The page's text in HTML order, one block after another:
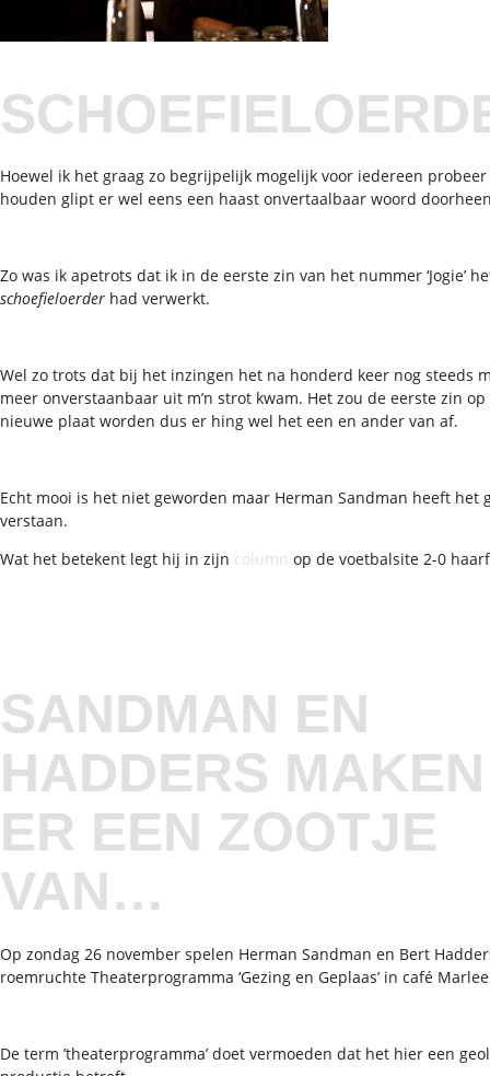
Hoewel ik het graag zo begrijpelijk mogelijk voor iedereen
houden glipt er wel eens een haast onvertaalbaar woord
Zo was ik apetrots dat ik in de eerste zin van het nummer ‘Jogie’
schoefieloerder had verwerkt.
Wel zo trots dat bij het inzingen het na honderd keer nog steeds
meer onverstaanbaar uit m’n strot kwam. Het zou de eerste zin op
nieuwe plaat worden dus er hing wel het een en ander van af.
Echt mooi is het niet geworden maar Herman Sandman heeft het
verstaan.
Wat het betekent legt hij in zijn column op de voetbalsite 2-0
SANDMAN EN
HADDERS MAKEN
ER EEN ZOOTJE
VAN…
Op zondag 26 november spelen Herman Sandman en Bert
roemruchte Theaterprogramma ‘Gezing en Geplaas’ in café
De term ’theaterprogramma’ doet vermoeden dat het hier een